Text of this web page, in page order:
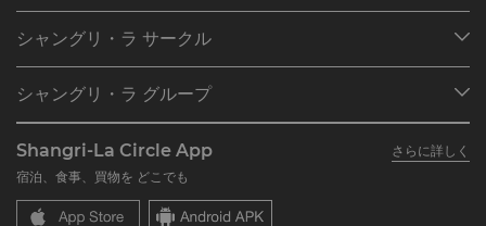
ご予約の検索
レストラン＆バー
シャングリ・ラ サークル
シャングリ・ラ サークルに入会
よくあるお問合せや質問
SLCに関するお問い合わせ
シャングリ・ラ グループ
シャングリ・ラ ブランド
シャングリ・ラ センター
レジデンス
採用情報
企業の社会的責任
ニュース
Shangri-La Circle App
さらに詳しく
宿泊、食事、買物を どこでも